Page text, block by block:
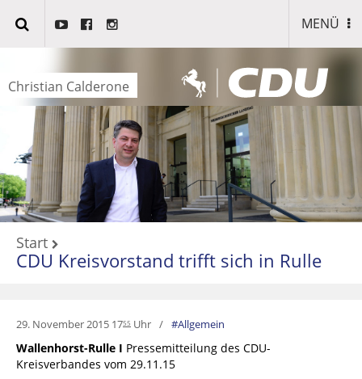
MENÜ
Christian Calderone
Start
CDU Kreisvorstand trifft sich in Rulle
29. November 2015 1755 Uhr Allgemein
Wallenhorst-Rulle I Pressemitteilung des CDU-
Kreisverbandes vom 29.11.15